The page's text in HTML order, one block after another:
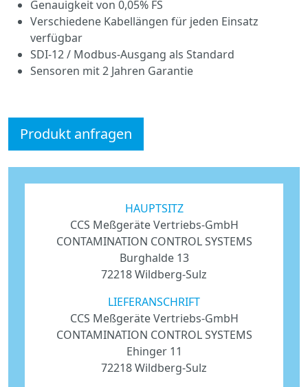
Genauigkeit von 0,05% FS
Verschiedene Kabellängen für jeden Einsatz
verfügbar
SDI-12 / Modbus-Ausgang als Standard
Sensoren mit 2 Jahren Garantie
Produkt anfragen
HAUPTSITZ
CCS Meßgeräte Vertriebs-GmbH
CONTAMINATION CONTROL SYSTEMS
Burghalde 13
72218 Wildberg-Sulz
LIEFERANSCHRIFT
CCS Meßgeräte Vertriebs-GmbH
CONTAMINATION CONTROL SYSTEMS
Ehinger 11
72218 Wildberg-Sulz